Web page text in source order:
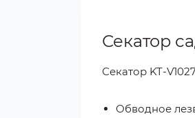
Секатор
Секатор KT-
Обводное